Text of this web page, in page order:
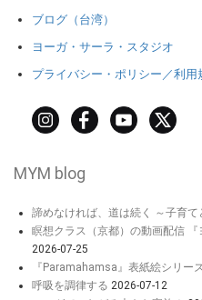
ブログ（台湾）
ヨーガ・サーラ・スタジオ
プライバシー・ポリシー／利用
MYM blog
諦めなければ、道は続く ～子育
瞑想クラス（京都）の動画配信 『
2026-07-25
『Paramahamsa』表紙絵シリー
呼吸を調律する 2026-07-12